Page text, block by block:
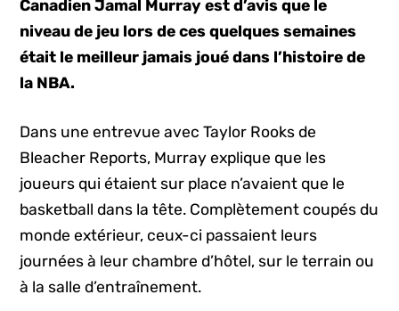
Canadien Jamal Murray est d’avis que le
niveau de jeu lors de ces quelques semaines
était le meilleur jamais joué dans l’histoire de
la NBA.
Dans une entrevue avec Taylor Rooks de
Bleacher Reports, Murray explique que les
joueurs qui étaient sur place n’avaient que le
basketball dans la tête. Complètement coupés du
monde extérieur, ceux-ci passaient leurs
journées à leur chambre d’hôtel, sur le terrain ou
à la salle d’entraînement.